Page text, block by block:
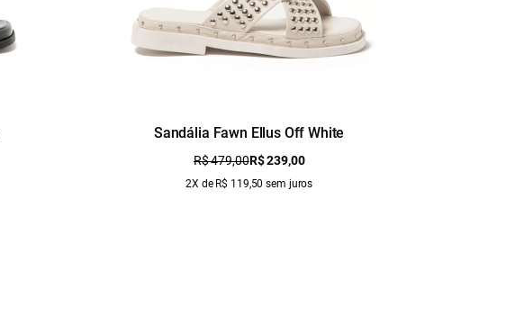
Sandália Fawn Ellus Off White
R$ 479,00R$ 239,00
2X de R$ 119,50 sem juros